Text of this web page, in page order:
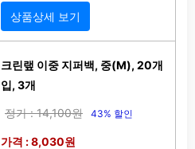
상품상세 보기
크린랲 이중 지퍼백, 중(M), 20개
입, 3개
정가 : 14,100원 43% 할인
가격 : 8,030원